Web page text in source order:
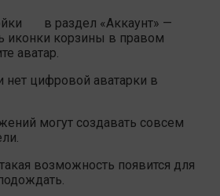
в раздел «Аккаунт» —
иконки корзины в правом
аватар.
нет цифровой аватарки в
могут создавать совсем
возможность появится для